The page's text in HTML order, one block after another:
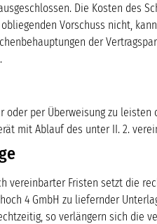
Die Kosten des
Vorschuss nicht,
der
oder per Überweisung zu
mit Ablauf des unter II. 2.
vereinbarter Fristen setzt die
4 GmbH zu liefernder
so verlängern sich die